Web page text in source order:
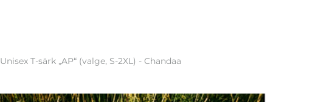
Unisex T-särk „AP“ (valge, S-2XL) - Chandaa